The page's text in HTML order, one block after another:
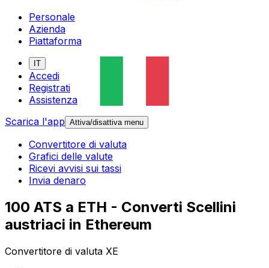
Personale
Azienda
Piattaforma
IT
Accedi
Registrati
Assistenza
Scarica l'app Attiva/disattiva menu
Convertitore di valuta
Grafici delle valute
Ricevi avvisi sui tassi
Invia denaro
100 ATS a ETH - Converti Scellini
austriaci in Ethereum
Convertitore di valuta XE